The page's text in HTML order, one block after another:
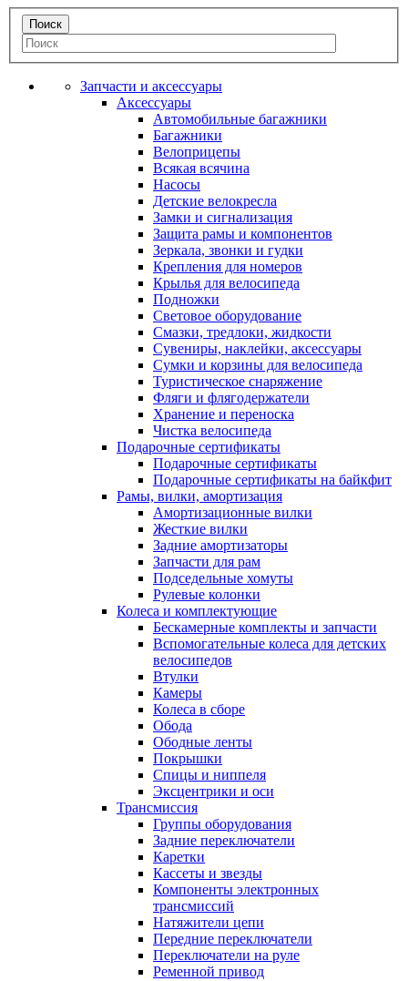
Запчасти и аксессуары
Аксессуары
Автомобильные багажники
Багажники
Велоприцепы
Всякая всячина
Насосы
Детские велокресла
Замки и сигнализация
Защита рамы и компонентов
Зеркала, звонки и гудки
Крепления для номеров
Крылья для велосипеда
Подножки
Световое оборудование
Смазки, тредлоки, жидкости
Сувениры, наклейки, аксессуары
Сумки и корзины для велосипеда
Туристическое снаряжение
Фляги и флягодержатели
Хранение и переноска
Чистка велосипеда
Подарочные сертификаты
Подарочные сертификаты
Подарочные сертификаты на байкфит
Рамы, вилки, амортизация
Амортизационные вилки
Жесткие вилки
Задние амортизаторы
Запчасти для рам
Подседельные хомуты
Рулевые колонки
Колеса и комплектующие
Бескамерные комплекты и запчасти
Вспомогательные колеса для детских
велосипедов
Втулки
Камеры
Колеса в сборе
Обода
Ободные ленты
Покрышки
Спицы и ниппеля
Эксцентрики и оси
Трансмиссия
Группы оборудования
Задние переключатели
Каретки
Кассеты и звезды
Компоненты электронных
трансмиссий
Натяжители цепи
Передние переключатели
Переключатели на руле
Ременной привод